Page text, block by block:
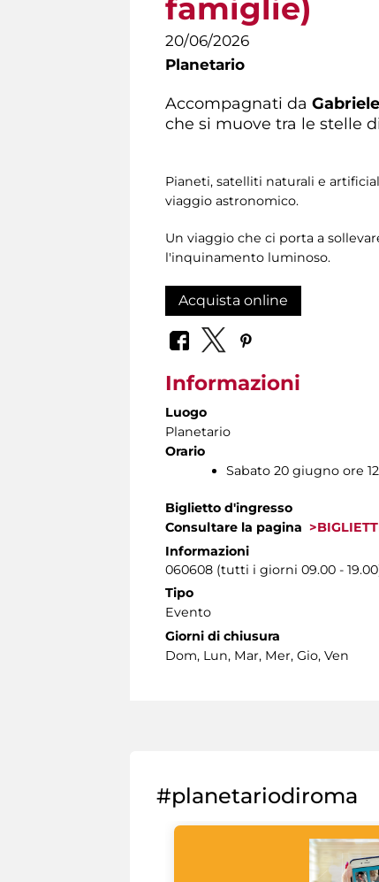
famiglie)
20/06/2026
Planetario
Accompagnati da
che si muove tra le stelle
Pianeti, satelliti naturali e
viaggio astronomico.
Un viaggio che ci porta a
l'inquinamento luminoso.
Acquista online
Informazioni
Luogo
Planetario
Orario
Sabato 20 giugno ore
Biglietto d'ingresso
Consultare la pagina
Informazioni
060608 (tutti i giorni 09.00 -
Tipo
Evento
Giorni di chiusura
Dom, Lun, Mar, Mer, Gio, Ven
#planetariodiroma